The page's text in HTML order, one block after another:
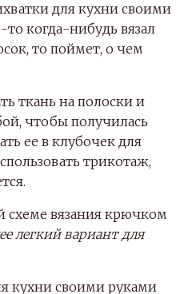
для кухни своими
когда-нибудь вязал
то поймет, о чем
ткань на полоски и
чтобы получилась
ее в клубочек для
трикотаж,
вязания крючком
легкий вариант для